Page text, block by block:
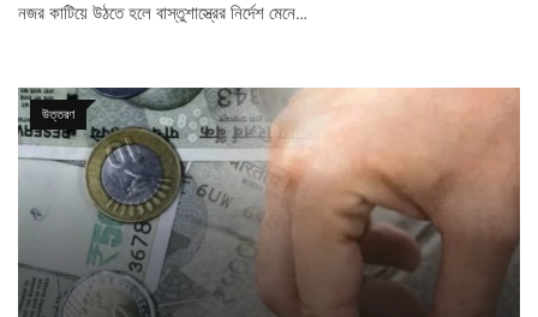
নজর কাটিয়ে উঠতে হলে বাস্তুশাস্ত্রের নির্দেশ মেনে…
উত্তরণ